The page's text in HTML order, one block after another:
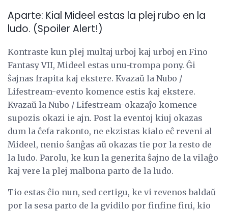
Aparte: Kial Mideel estas la plej rubo en la
ludo. (Spoiler Alert!)
Kontraste kun plej multaj urboj kaj urboj en Fino
Fantasy VII, Mideel estas unu-trompa pony. Ĝi
ŝajnas frapita kaj ekstere. Kvazaŭ la Nubo /
Lifestream-evento komence estis kaj ekstere.
Kvazaŭ la Nubo / Lifestream-okazaĵo komence
supozis okazi ie ajn. Post la eventoj kiuj okazas
dum la ĉefa rakonto, ne ekzistas kialo eĉ reveni al
Mideel, nenio ŝanĝas aŭ okazas tie por la resto de
la ludo. Parolu, ke kun la generita ŝajno de la vilaĝo
kaj vere la plej malbona parto de la ludo.
Tio estas ĉio nun, sed certigu, ke vi revenos baldaŭ
por la sesa parto de la gvidilo por finfine fini, kio